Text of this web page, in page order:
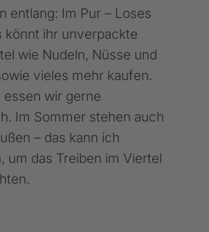
entlang: Im Pur – Loses
könnt ihr unverpackte
wie Nudeln, Nüsse und
vieles mehr kaufen.
essen wir gerne
Im Sommer stehen auch
– das kann ich
um das Treiben im Viertel